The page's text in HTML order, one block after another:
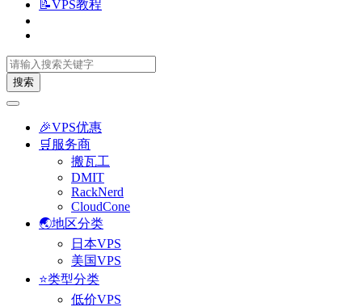
📝VPS教程
搜索
🎉VPS优惠
🛒服务商
搬瓦工
DMIT
RackNerd
CloudCone
🌏地区分类
日本VPS
美国VPS
⭐类型分类
低价VPS